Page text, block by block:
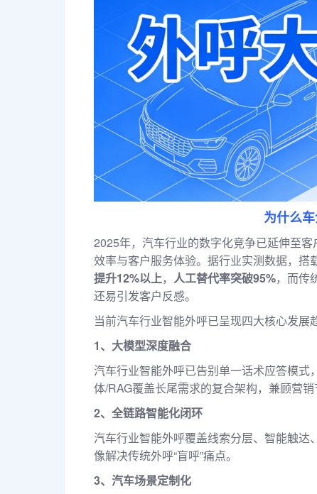
为什么
2025年，汽车行业的数字化竞争已延伸至
效率与客户服务体验。据行业实测数据，
提升12%以上， 人工替代率突破95%，而传
还易引发客户反感。
当前汽车行业智能外呼已呈现四大核心发展
1、大模型深度融合
汽车行业智能外呼已告别单一话术应答模
体/RAG覆盖长尾需求的复合架构，兼顾营销
2、全链路智能化闭环
汽车行业智能外呼覆盖线索分层、智能触
像解决传统外呼“盲呼”痛点。
3、汽车场景定制化